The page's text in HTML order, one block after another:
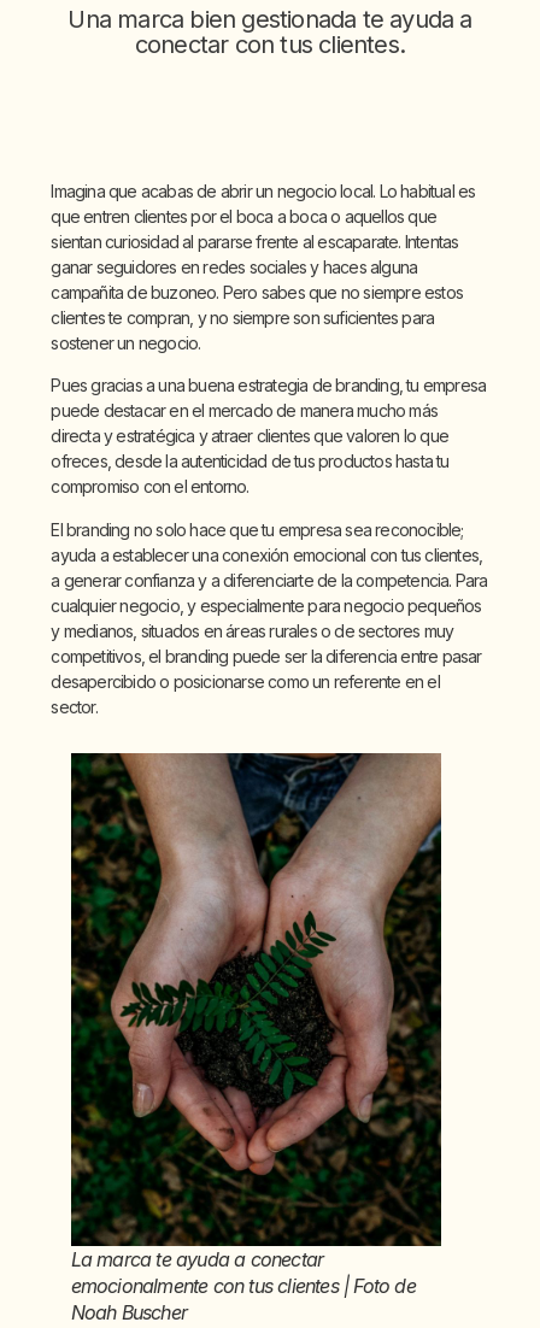
Una marca bien gestionada te ayuda a
conectar con tus clientes.
Imagina que acabas de abrir un negocio local. Lo habitual es
que entren clientes por el boca a boca o aquellos que
sientan curiosidad al pararse frente al escaparate. Intentas
ganar seguidores en redes sociales y haces alguna
campañita de buzoneo. Pero sabes que no siempre estos
clientes te compran, y no siempre son suficientes para
sostener un negocio.
Pues gracias a una buena estrategia de branding, tu empresa
puede destacar en el mercado de manera mucho más
directa y estratégica y atraer clientes que valoren lo que
ofreces, desde la autenticidad de tus productos hasta tu
compromiso con el entorno.
El branding no solo hace que tu empresa sea reconocible;
ayuda a establecer una conexión emocional con tus clientes,
a generar confianza y a diferenciarte de la competencia. Para
cualquier negocio, y especialmente para negocio pequeños
y medianos, situados en áreas rurales o de sectores muy
competitivos, el branding puede ser la diferencia entre pasar
desapercibido o posicionarse como un referente en el
sector.
La marca te ayuda a conectar
emocionalmente con tus clientes | Foto de
Noah Buscher